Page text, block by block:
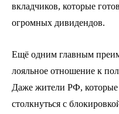
вкладчиков, которые
огромных дивидендов.
Ещё одним главным
лояльное отношение к
Даже жители РФ, которые
столкнуться с